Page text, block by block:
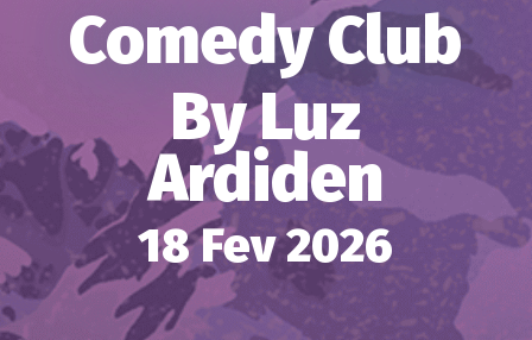
Comedy Club
By Luz
Ardiden
18 Fev 2026